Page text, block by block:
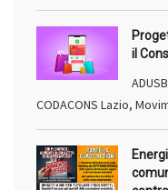
il
CODACONS Lazio,